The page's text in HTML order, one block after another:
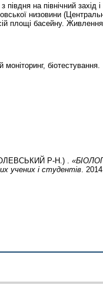
на північний захід і
низовини
площі басейну. Живлення
біотестування.
Р-Н.) .
учених і студентів .